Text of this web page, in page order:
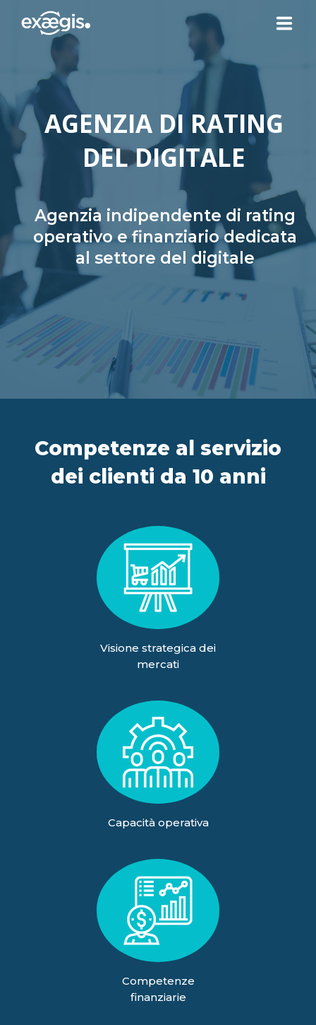
CHI SIAMO
LE NOSTRE OFFERTE
CONTATTI
SPAZIO CLIENTE
IT FR ES
Agenzia indipendente di rating
operativo e finanziario dedicata
al settore del digitale
AGENZIA DI RATING
DEL DIGITALE
Competenze al servizio
dei clienti da 10 anni
Visione strategica dei
mercati
Capacità operativa
Competenze
finanziarie